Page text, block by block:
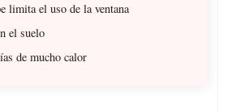
limita el uso de la ventana
el suelo
de mucho calor